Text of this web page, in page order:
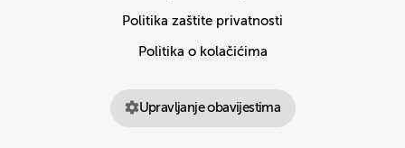
Politika zaštite privatnosti
Politika o kolačićima
Upravljanje obavijestima